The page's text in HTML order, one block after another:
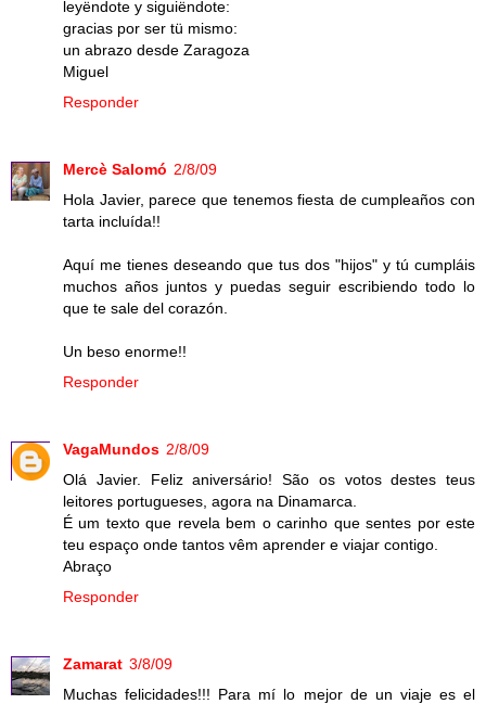
leyëndote y siguiëndote:
gracias por ser tü mismo:
un abrazo desde Zaragoza
Miguel
Responder
Mercè Salomó 2/8/09
Hola Javier, parece que tenemos fiesta de cumpleaños con
tarta incluída!!
Aquí me tienes deseando que tus dos "hijos" y tú cumpláis
muchos años juntos y puedas seguir escribiendo todo lo
que te sale del corazón.
Un beso enorme!!
Responder
VagaMundos 2/8/09
Olá Javier. Feliz aniversário! São os votos destes teus
leitores portugueses, agora na Dinamarca.
É um texto que revela bem o carinho que sentes por este
teu espaço onde tantos vêm aprender e viajar contigo.
Abraço
Responder
Zamarat 3/8/09
Muchas felicidades!!! Para mí lo mejor de un viaje es el